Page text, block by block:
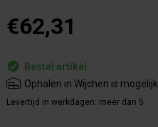
€62,31
Bestel artikel.
Ophalen in Wijchen is mogelijk.
Levertijd in werkdagen: meer dan 5